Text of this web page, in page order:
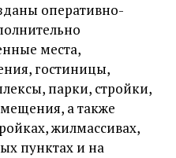
оперативно-
места,
гостиницы,
парки, стройки,
а также
жилмассивах,
пунктах и на